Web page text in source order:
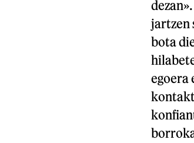
jartzen
bota
egoera